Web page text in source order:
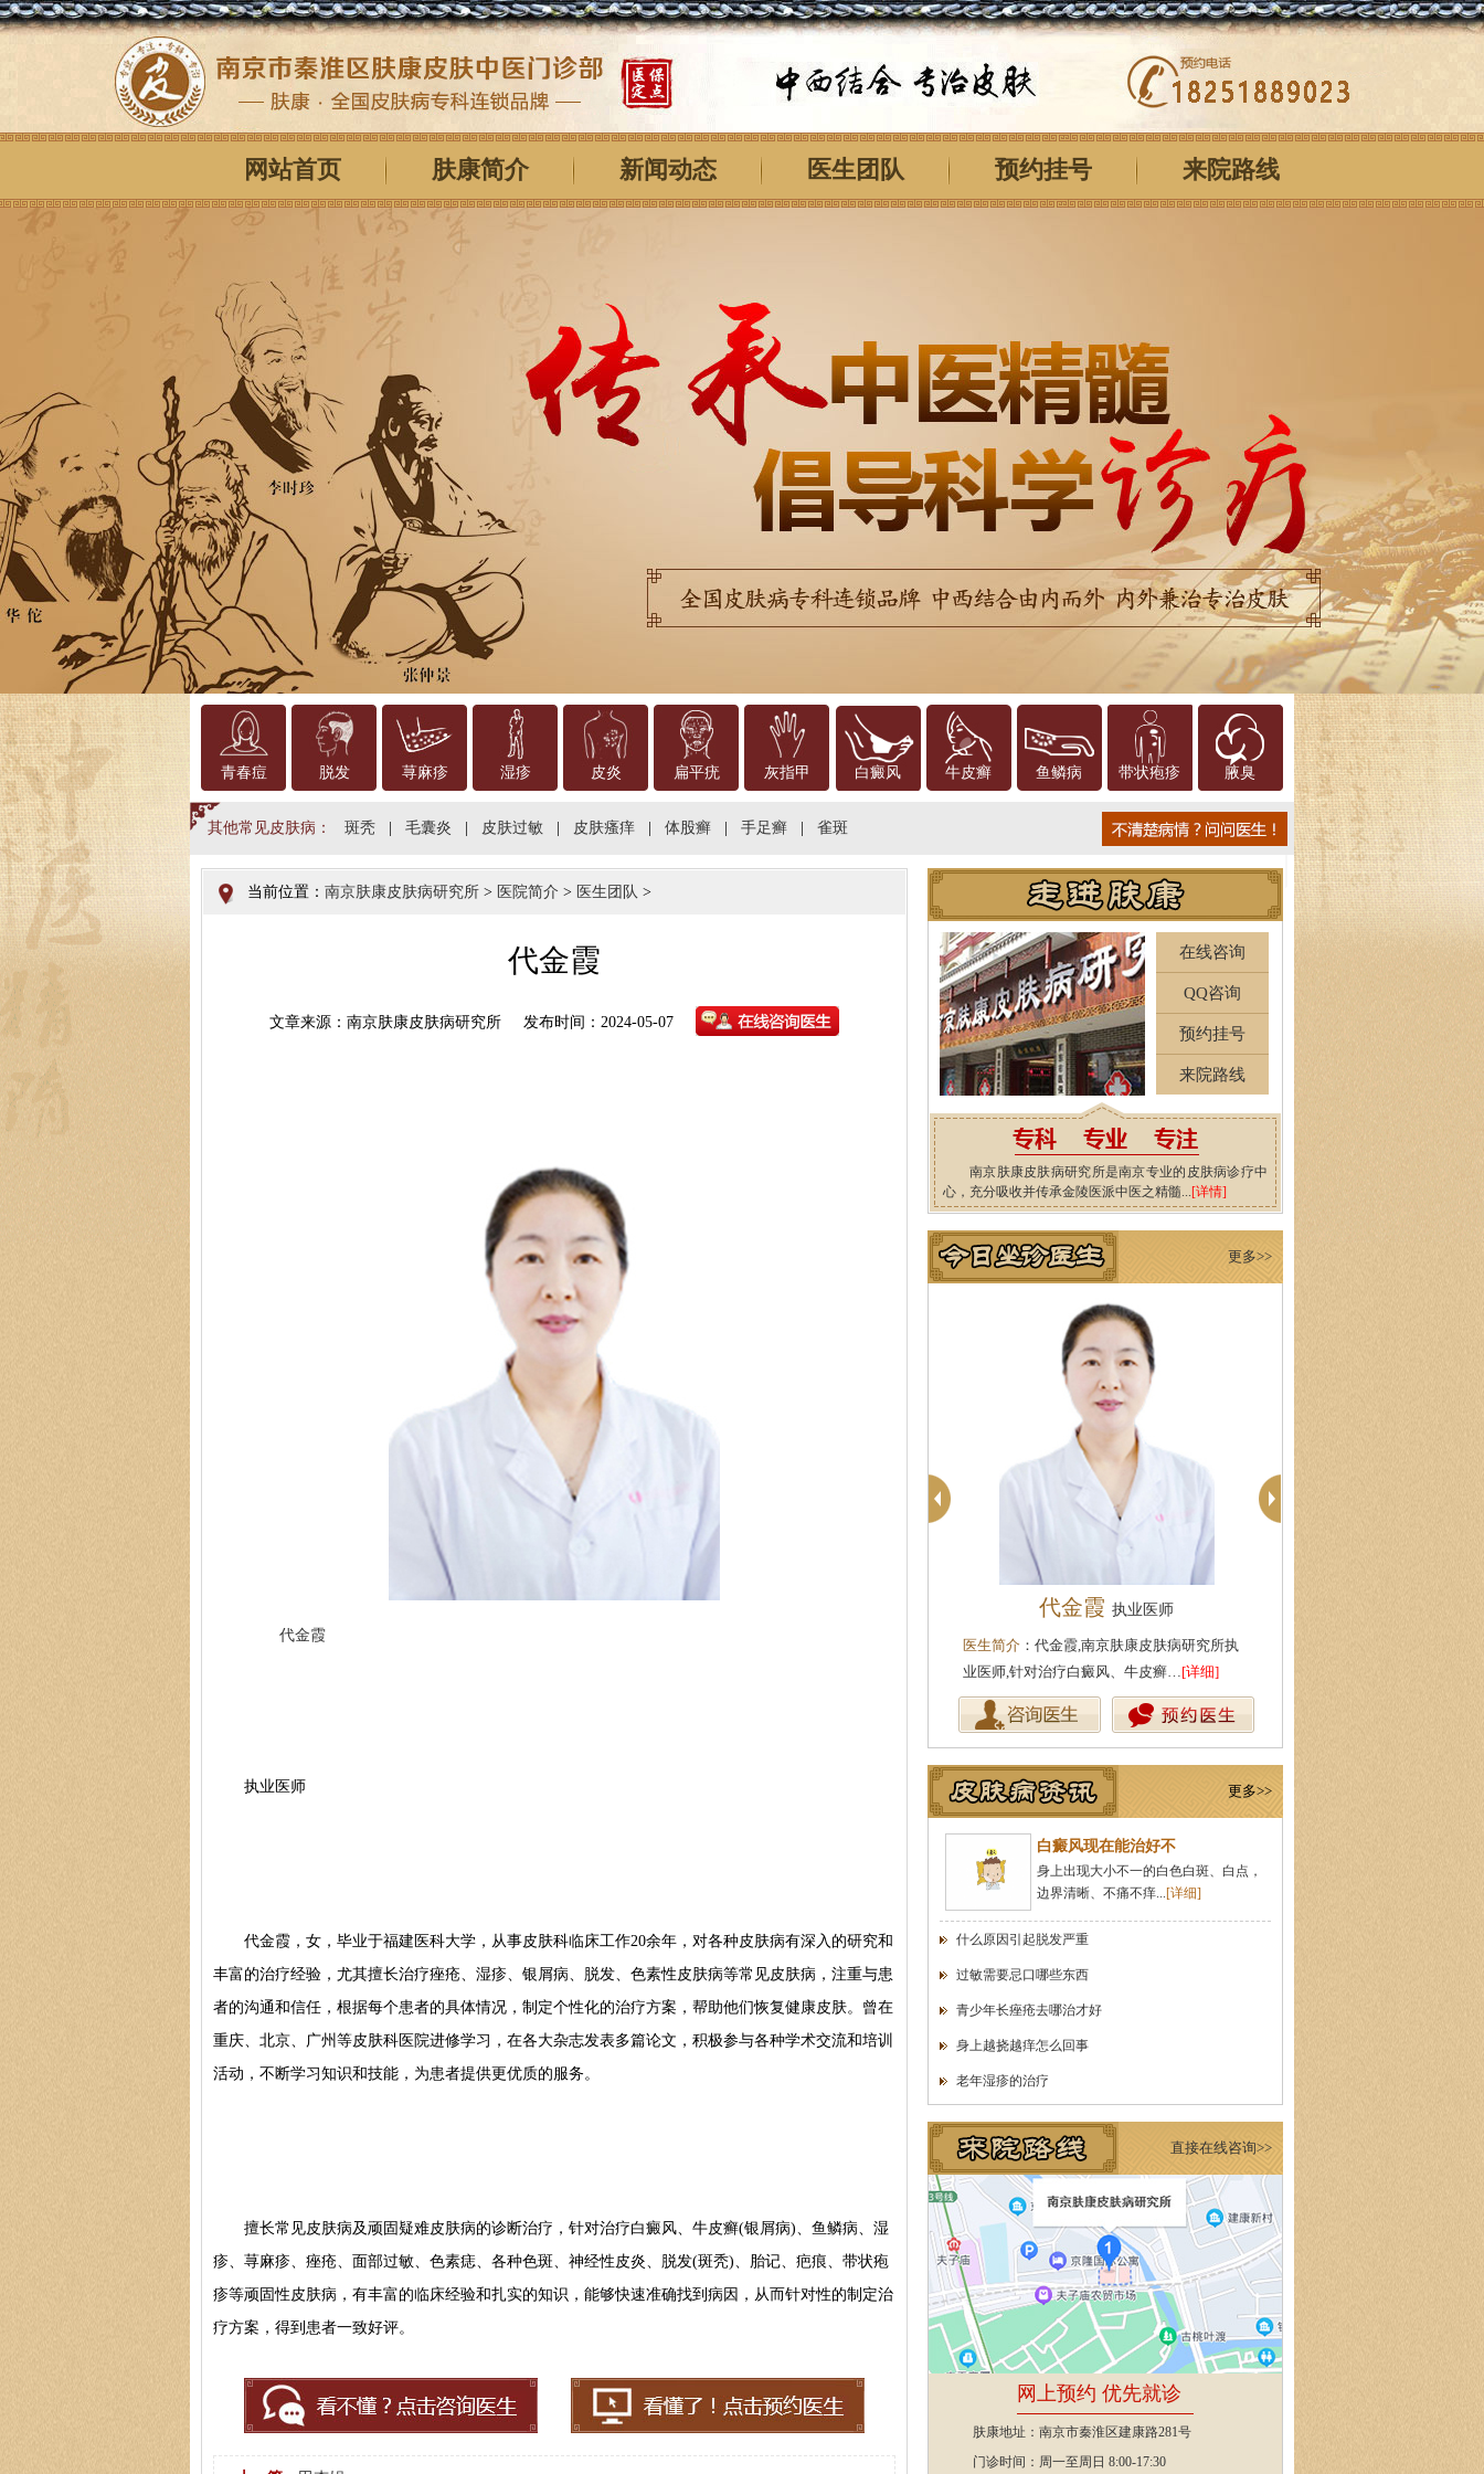
网站首页 肤康简介 新闻动态 医生团队 预约挂号 来院路线
青春痘 脱发 荨麻疹 湿疹 皮炎 扁平疣 灰指甲 白癜风 牛皮癣 鱼鳞病 带状疱疹 腋臭
其他常见皮肤病： 斑秃 毛囊炎 皮肤过敏 皮肤瘙痒 体股癣 手足癣 雀斑
当前位置： 南京肤康皮肤病研究所 > 医院简介 > 医生团队 >
代金霞
文章来源：南京肤康皮肤病研究所 发布时间：2024-05-07
代金霞
执业医师
代金霞，女，毕业于福建医科大学，从事皮肤科临床工作20余年，对各种皮肤病有深入的研究和
丰富的治疗经验，尤其擅长治疗痤疮、湿疹、银屑病、脱发、色素性皮肤病等常见皮肤病，注重与患
者的沟通和信任，根据每个患者的具体情况，制定个性化的治疗方案，帮助他们恢复健康皮肤。曾在
重庆、北京、广州等皮肤科医院进修学习，在各大杂志发表多篇论文，积极参与各种学术交流和培训
活动，不断学习知识和技能，为患者提供更优质的服务。
擅长常见皮肤病及顽固疑难皮肤病的诊断治疗，针对治疗白癜风、牛皮癣(银屑病)、鱼鳞病、湿
疹、荨麻疹、痤疮、面部过敏、色素痣、各种色斑、神经性皮炎、脱发(斑秃)、胎记、疤痕、带状疱
疹等顽固性皮肤病，有丰富的临床经验和扎实的知识，能够快速准确找到病因，从而针对性的制定治
疗方案，得到患者一致好评。
在线咨询
QQ咨询
预约挂号
来院路线
南京肤康皮肤病研究所是南京专业的皮肤病诊疗中
心，充分吸收并传承金陵医派中医之精髓...[详情]
更多>>
陈正琴 代金霞 执业医师
医生简介 ：代金霞,南京肤康皮肤病研究所执
业医师,针对治疗白癜风、牛皮癣…[详细]
更多>>
白癜风现在能治好不
身上出现大小不一的白色白斑、白点，
边界清晰、不痛不痒...[详细]
什么原因引起脱发严重
过敏需要忌口哪些东西
青少年长痤疮去哪治才好
身上越挠越痒怎么回事
老年湿疹的治疗
直接在线咨询>>
网上预约 优先就诊
肤康地址：南京市秦淮区建康路281号
门诊时间：周一至周日 8:00-17:30